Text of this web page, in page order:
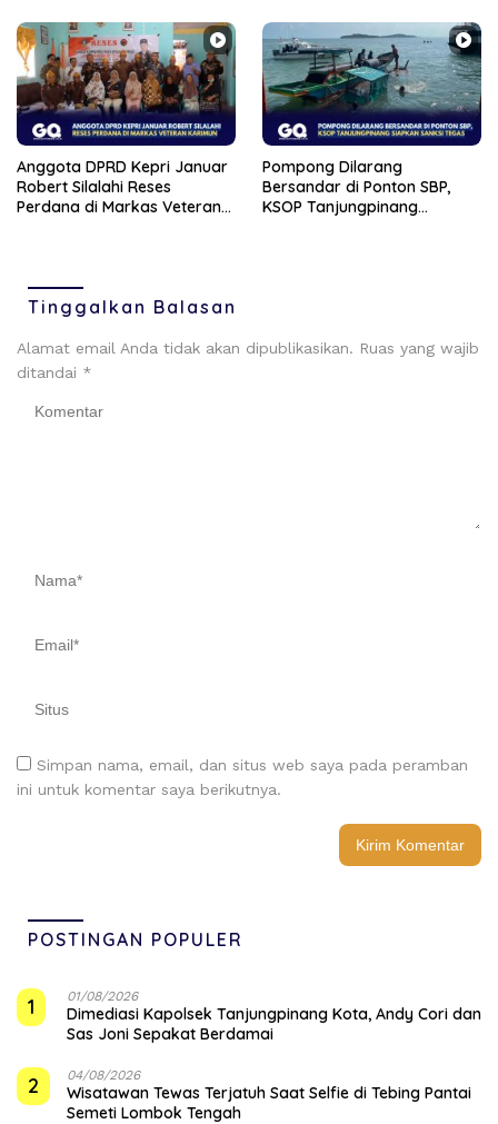
Anggota DPRD Kepri Januar
Robert Silalahi Reses
Perdana di Markas Veteran
Pompong Dilarang
Bersandar di Ponton SBP,
KSOP Tanjungpinang
Tinggalkan Balasan
Alamat email Anda tidak akan dipublikasikan. Ruas yang wajib
ditandai *
Simpan nama, email, dan situs web saya pada peramban
ini untuk komentar saya berikutnya.
POSTINGAN POPULER
1 01/08/2026
Dimediasi Kapolsek Tanjungpinang Kota, Andy Cori dan
Sas Joni Sepakat Berdamai
2 04/08/2026
Wisatawan Tewas Terjatuh Saat Selfie di Tebing Pantai
Semeti Lombok Tengah